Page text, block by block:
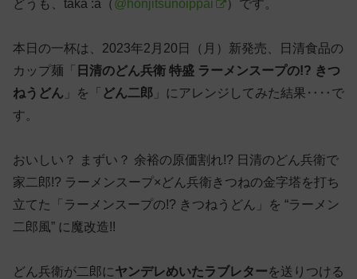
どうも、taka :a（ @honjitsunoippai ）です。
本日の一杯は、2023年2月20日（月）新発売、日清食品の
カップ麺「 日清のどん兵衛 特盛 ラーメンスープの!? きつ
ねうどん 」を「 どん二郎 」にアレンジしてみた結果‥‥で
す。
おいしい？ まずい？ 余裕の原価割れ!? 日清のどん兵衛で
家二郎!? ラーメンスープ×どん兵衛きつねの金字塔を打ち
立てた「ラーメンスープの!? きつねうどん」を “ラーメン
二郎風” に魔改造!!
どん兵衛が二郎にヤンデレめいたラブレターを送りつける